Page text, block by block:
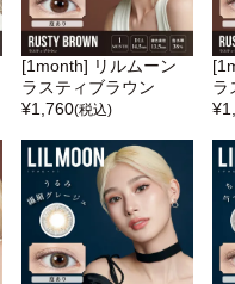
[1month] リルムーン
ラスティブラウン
¥1,760(税込)
ラ
¥